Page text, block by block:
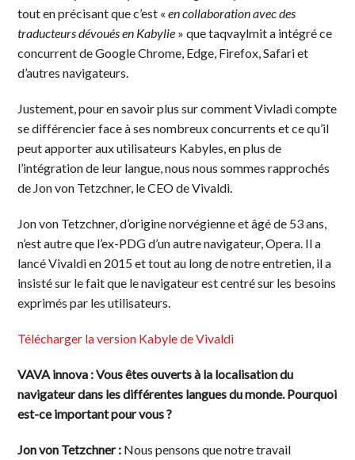
tout en précisant que c’est «en collaboration avec des
traducteurs dévoués en Kabylie » que taqvaylmit a intégré ce
concurrent de Google Chrome, Edge, Firefox, Safari et
d’autres navigateurs.
Justement, pour en savoir plus sur comment Vivladi compte
se différencier face à ses nombreux concurrents et ce qu’il
peut apporter aux utilisateurs Kabyles, en plus de
l’intégration de leur langue, nous nous sommes rapprochés
de Jon von Tetzchner, le CEO de Vivaldi.
Jon von Tetzchner, d’origine norvégienne et âgé de 53 ans,
n’est autre que l’ex-PDG d’un autre navigateur, Opera. Il a
lancé Vivaldi en 2015 et tout au long de notre entretien, il a
insisté sur le fait que le navigateur est centré sur les besoins
exprimés par les utilisateurs.
Télécharger la version Kabyle de Vivaldi
VAVA innova : Vous êtes ouverts à la localisation du
navigateur dans les différentes langues du monde. Pourquoi
est-ce important pour vous ?
Jon von Tetzchner : Nous pensons que notre travail